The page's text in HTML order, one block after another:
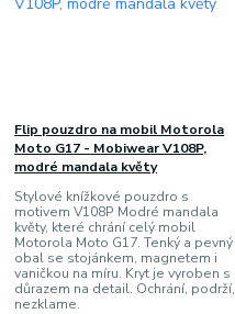
Flip pouzdro na mobil Motorola
Moto G17 - Mobiwear V108P,
modré mandala květy
Stylové knížkové pouzdro s
motivem V108P Modré mandala
květy, které chrání celý mobil
Motorola Moto G17. Tenký a pevný
obal se stojánkem, magnetem i
vaničkou na míru. Kryt je vyroben s
důrazem na detail. Ochrání, podrží,
nezklame.